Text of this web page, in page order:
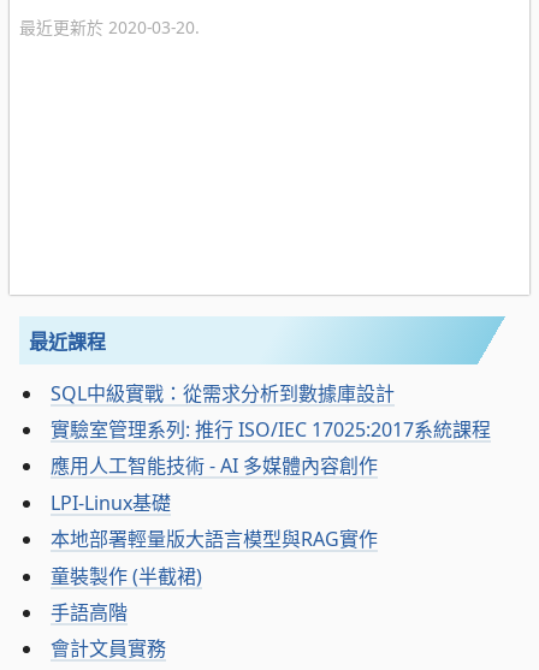
最近更新於 2020-03-20.
最近課程
SQL中級實戰：從需求分析到數據庫設計
實驗室管理系列: 推行 ISO/IEC 17025:2017系統課程
應用人工智能技術 - AI 多媒體內容創作
LPI-Linux基礎
本地部署輕量版大語言模型與RAG實作
童裝製作 (半截裙)
手語高階
會計文員實務